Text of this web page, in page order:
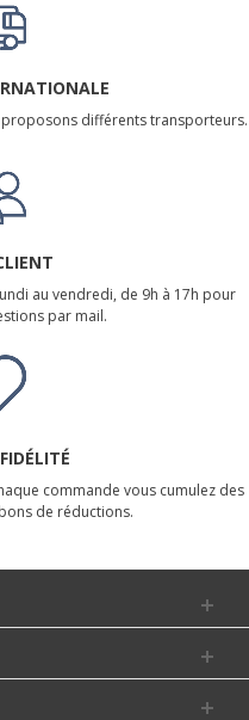
différents transporteurs.
au vendredi, de 9h à 17h pour
par mail.
commande vous cumulez des
de réductions.